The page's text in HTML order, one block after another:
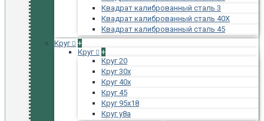
Квадрат калиброванный сталь 3
Квадрат калиброванный сталь 40Х
Квадрат калиброванный сталь 45
Круг
+
Круг
+
Круг 20
Круг 30х
Круг 40х
Круг 45
Круг 95х18
Круг у8а